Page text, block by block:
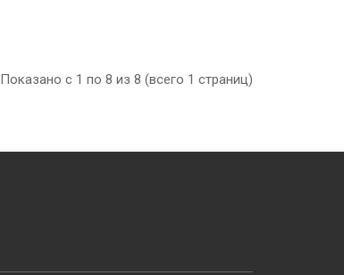
Показано с 1 по 8 из 8 (всего 1 страниц)